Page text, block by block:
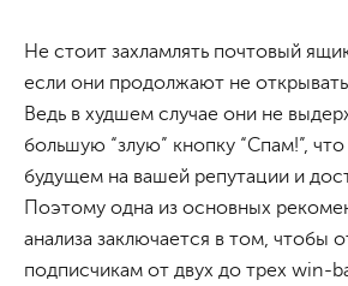
Не стоит захламлять почтовый
если они продолжают не
Ведь в худшем случае они не
большую “злую” кнопку “Спам!”,
будущем на вашей репутации и
Поэтому одна из основных
анализа заключается в том, чтобы
подписчикам от двух до трех win-